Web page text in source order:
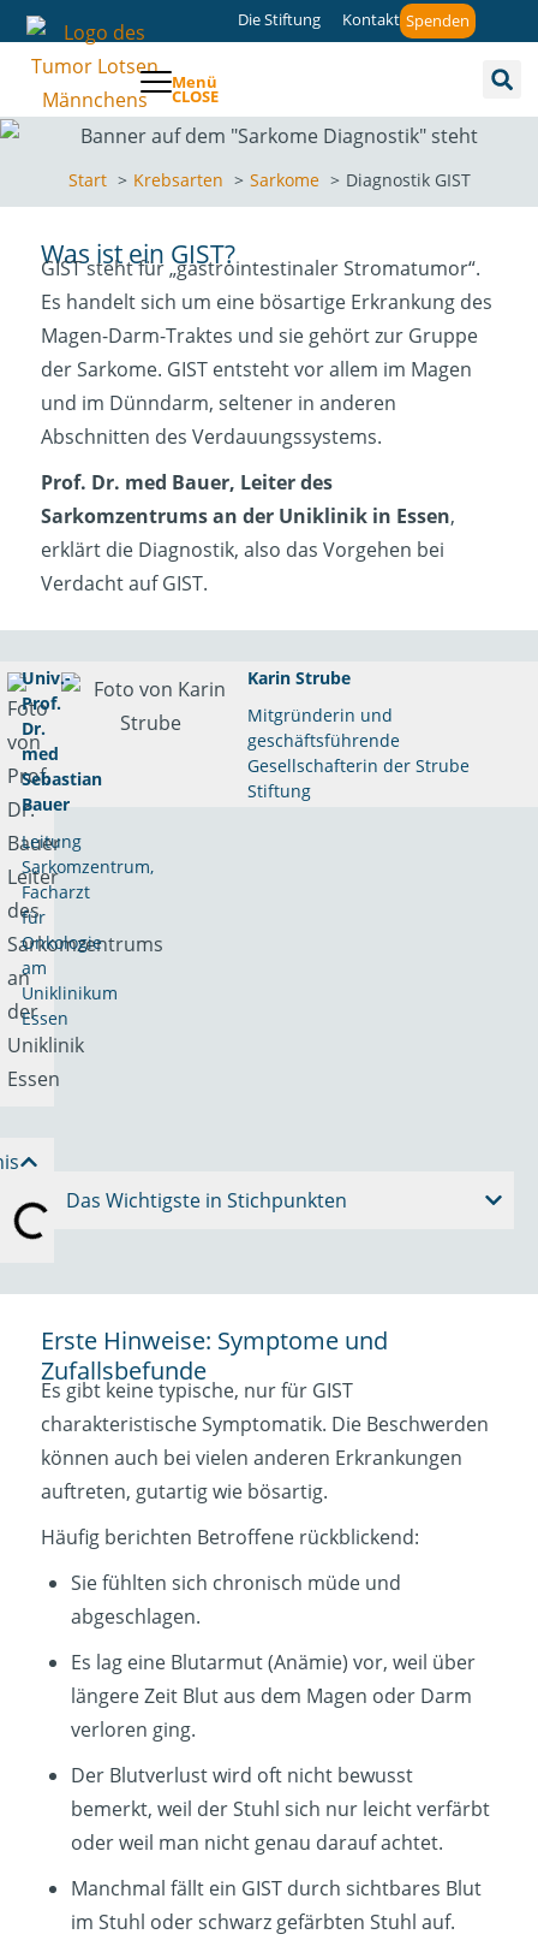
Die Stiftung Kontakt Spenden
Menü
CLOSE
Start Krebsarten Sarkome Diagnostik GIST
Was ist ein GIST?
GIST steht für „gastrointestinaler Stromatumor“.
Es handelt sich um eine bösartige Erkrankung des
Magen-Darm-Traktes und sie gehört zur Gruppe
der Sarkome. GIST entsteht vor allem im Magen
und im Dünndarm, seltener in anderen
Abschnitten des Verdauungssystems.
Prof. Dr. med Bauer, Leiter des
Sarkomzentrums an der Uniklinik in Essen,
erklärt die Diagnostik, also das Vorgehen bei
Verdacht auf GIST.
Karin Strube
Mitgründerin und
geschäftsführende
Gesellschafterin der Strube
Stiftung
Univ.-
Prof.
Dr.
med
Sebastian
Bauer
Leitung
Sarkomzentrum,
Facharzt
für
Onkologie
am
Uniklinikum
Essen
Das Wichtigste in Stichpunkten
Erste Hinweise: Symptome und
Zufallsbefunde
Es gibt keine typische, nur für GIST
charakteristische Symptomatik. Die Beschwerden
können auch bei vielen anderen Erkrankungen
auftreten, gutartig wie bösartig.
Häufig berichten Betroffene rückblickend:
Sie fühlten sich chronisch müde und
abgeschlagen.
Es lag eine Blutarmut (Anämie) vor, weil über
längere Zeit Blut aus dem Magen oder Darm
verloren ging.
Der Blutverlust wird oft nicht bewusst
bemerkt, weil der Stuhl sich nur leicht verfärbt
oder weil man nicht genau darauf achtet.
Manchmal fällt ein GIST durch sichtbares Blut
im Stuhl oder schwarz gefärbten Stuhl auf.